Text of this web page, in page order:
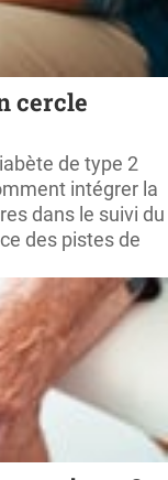
cercle
de type 2
intégrer la
dans le suivi du
des pistes de